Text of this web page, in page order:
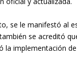
se le manifestó al
se acreditó
la implementación